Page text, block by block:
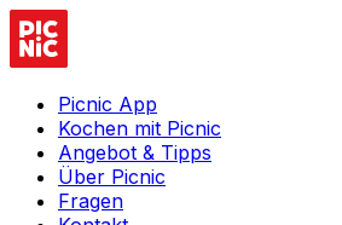
Picnic App
Kochen mit Picnic
Angebot & Tipps
Über Picnic
Fragen